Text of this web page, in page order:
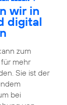
wir in
digital
zum
mehr
Sie ist der
bei